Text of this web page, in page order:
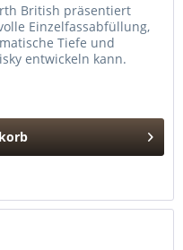
British präsentiert
Einzelfassabfüllung,
Tiefe und
entwickeln kann.